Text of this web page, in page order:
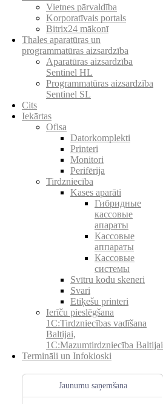
Vietnes pārvaldība
Korporatīvais portals
Bitrix24 mākonī
Thales aparatūras un
programmatūras aizsardzība
Aparatūras aizsardzība
Sentinel HL
Programmatūras aizsardzība
Sentinel SL
Cits
Iekārtas
Ofisa
Datorkomplekti
Printeri
Monitori
Perifērija
Tirdzniecība
Kases aparāti
Гибридные
кассовые
апараты
Кассовые
аппараты
Кассовые
системы
Svītru kodu skeneri
Svari
Etiķešu printeri
Ierīču pieslēgšana
1C:Tirdzniecības vadīšana
Baltijai,
1C:Mazumtirdzniecība Baltijai
Termināli un Infokioski
Jaunumu saņemšana